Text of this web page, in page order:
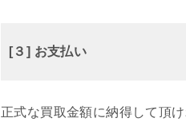
[３] お支払い
正式な買取金額に納得して頂